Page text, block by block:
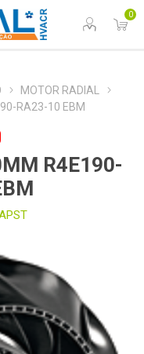
0
MOTOR RADIAL
RA23-10 EBM
R4E190-